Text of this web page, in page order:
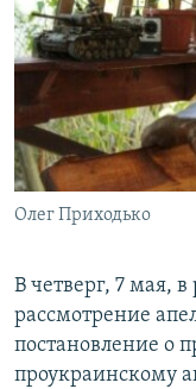
СОВЕТЫ
ПРОПАВШИЕ БЕЗ
ПОБЕДИТЕЛЕЙ НЕ
ELIFBE
УКРАИНСКАЯ
Qırımtatar
ПРИСОЕДИНЯЙТЕСЬ!
Олег Приходько
В четверг, 7 мая,
рассмотрение
постановление о
проукраинскому